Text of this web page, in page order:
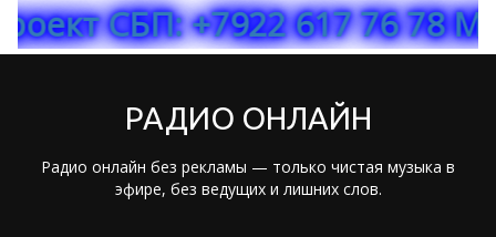
+7922 617 76 78 МТС БАНК
РАДИО ОНЛАЙН
Радио онлайн без рекламы — только чистая музыка в
эфире, без ведущих и лишних слов.